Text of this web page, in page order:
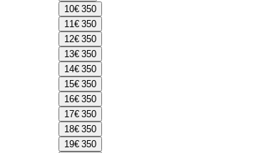
10€ 350
11€ 350
12€ 350
13€ 350
14€ 350
15€ 350
16€ 350
17€ 350
18€ 350
19€ 350